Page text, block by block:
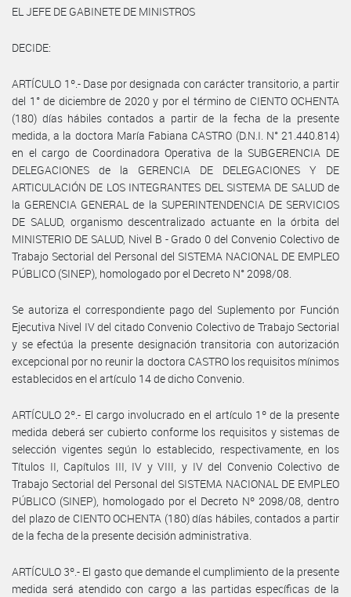
EL JEFE DE GABINETE DE MINISTROS
DECIDE:
ARTÍCULO 1º.- Dase por designada con carácter transitorio, a partir
del 1° de diciembre de 2020 y por el término de CIENTO OCHENTA
(180) días hábiles contados a partir de la fecha de la presente
medida, a la doctora María Fabiana CASTRO (D.N.I. N° 21.440.814)
en el cargo de Coordinadora Operativa de la SUBGERENCIA DE
DELEGACIONES de la GERENCIA DE DELEGACIONES Y DE
ARTICULACIÓN DE LOS INTEGRANTES DEL SISTEMA DE SALUD de
la GERENCIA GENERAL de la SUPERINTENDENCIA DE SERVICIOS
DE SALUD, organismo descentralizado actuante en la órbita del
MINISTERIO DE SALUD, Nivel B - Grado 0 del Convenio Colectivo de
Trabajo Sectorial del Personal del SISTEMA NACIONAL DE EMPLEO
PÚBLICO (SINEP), homologado por el Decreto N° 2098/08.
Se autoriza el correspondiente pago del Suplemento por Función
Ejecutiva Nivel IV del citado Convenio Colectivo de Trabajo Sectorial
y se efectúa la presente designación transitoria con autorización
excepcional por no reunir la doctora CASTRO los requisitos mínimos
establecidos en el artículo 14 de dicho Convenio.
ARTÍCULO 2º.- El cargo involucrado en el artículo 1º de la presente
medida deberá ser cubierto conforme los requisitos y sistemas de
selección vigentes según lo establecido, respectivamente, en los
Títulos II, Capítulos III, IV y VIII, y IV del Convenio Colectivo de
Trabajo Sectorial del Personal del SISTEMA NACIONAL DE EMPLEO
PÚBLICO (SINEP), homologado por el Decreto Nº 2098/08, dentro
del plazo de CIENTO OCHENTA (180) días hábiles, contados a partir
de la fecha de la presente decisión administrativa.
ARTÍCULO 3º.- El gasto que demande el cumplimiento de la presente
medida será atendido con cargo a las partidas específicas de la